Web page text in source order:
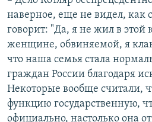
наверное, еще не видел, как
говорит: "Да, я не жил в этой
женщине, обвиняемой, я
что наша семья стала
граждан России благодаря
Некоторые вообще считали,
функцию государственную,
официально, настолько она